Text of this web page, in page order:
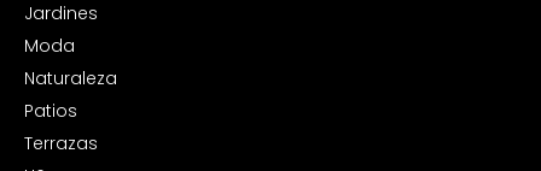
Jardines
Moda
Naturaleza
Patios
Terrazas